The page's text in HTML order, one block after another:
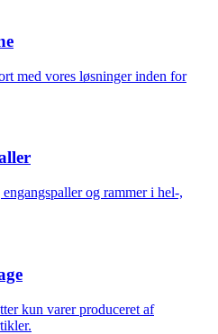
med vores løsninger inden for
og rammer i hel-,
kun varer produceret af